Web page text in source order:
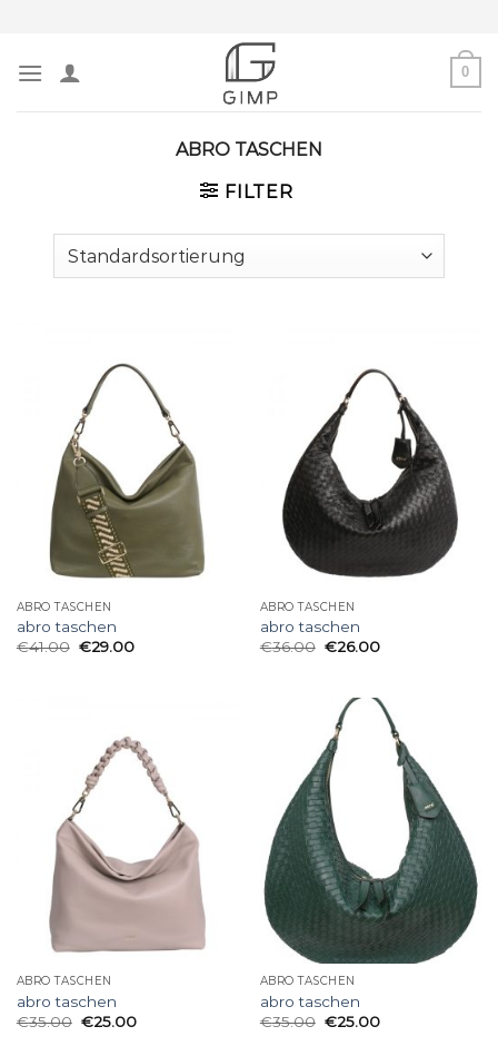
content
0
ABRO TASCHEN
FILTER
ABRO TASCHEN
abro taschen
€41.00 €29.00
ABRO TASCHEN
abro taschen
€36.00 €26.00
ABRO TASCHEN
abro taschen
€35.00 €25.00
ABRO TASCHEN
abro taschen
€35.00 €25.00